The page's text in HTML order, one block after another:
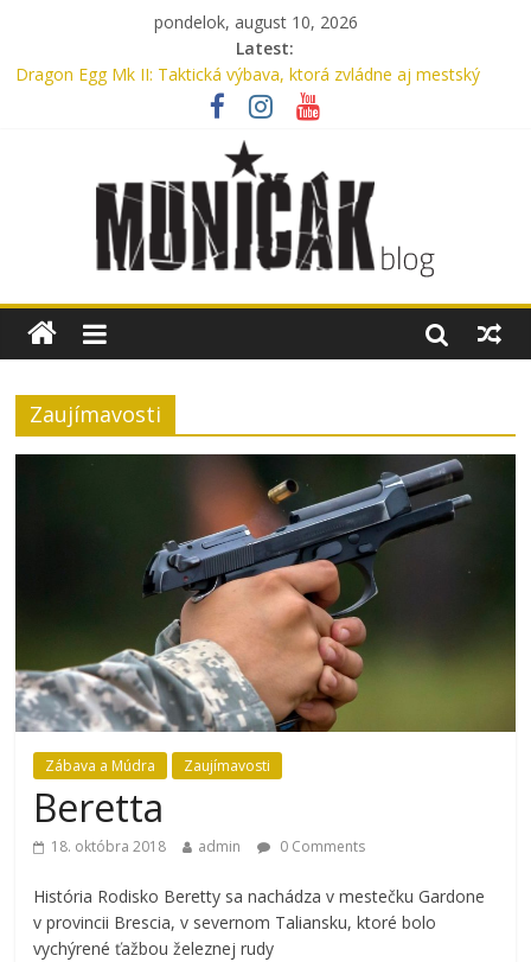
pondelok, august 10, 2026
Latest:
Dragon Egg Mk II: Taktická výbava, ktorá zvládne aj mestský
Legenda, ktorú nosíme každý deň: UTP nohavice od Helikon-Tex
Oxford, Nylon alebo Cordura? Kompletný sprievodca výberom
materiálu pre batohy a tašky
Myslíte si, že máte v aute lekárničku? V skutočnosti nemáte.
Bennon Nero High: Taktické topánky, ktoré ťa podržia v
Zaujímavosti
Zábava a Múdra Zaujímavosti
Beretta
18. októbra 2018 admin 0 Comments
História Rodisko Beretty sa nachádza v mestečku Gardone
v provincii Brescia, v severnom Taliansku, ktoré bolo
vychýrené ťažbou železnej rudy